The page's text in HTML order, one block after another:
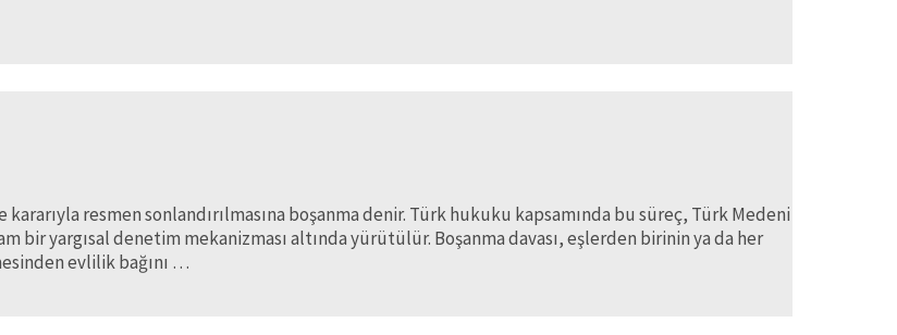
resmen sonlandırılmasına boşanma denir. Türk hukuku kapsamında bu süreç, Türk Medeni
bir yargısal denetim mekanizması altında yürütülür. Boşanma davası, eşlerden birinin ya da her
evlilik bağını …